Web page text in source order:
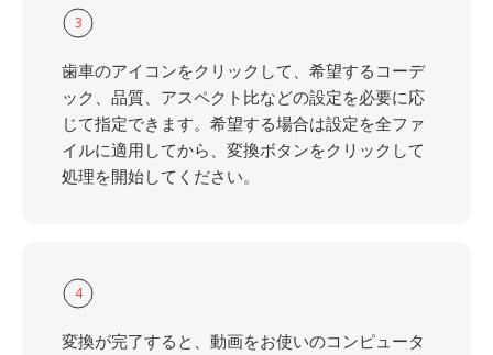
3
歯車のアイコンをクリックして、希望するコーデ
ック、品質、アスペクト比などの設定を必要に応
じて指定できます。希望する場合は設定を全ファ
イルに適用してから、変換ボタンをクリックして
処理を開始してください。
4
変換が完了すると、動画をお使いのコンピュータ